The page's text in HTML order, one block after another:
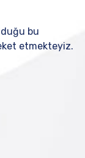
bu
etmekteyiz.